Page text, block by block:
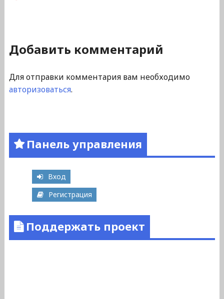
Добавить комментарий
Для отправки комментария вам необходимо
авторизоваться.
Панель управления
Вход
Регистрация
Поддержать проект